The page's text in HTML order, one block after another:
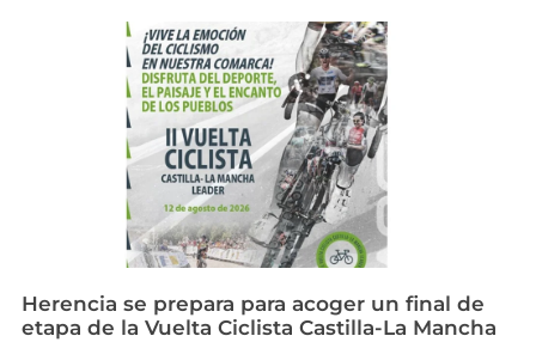
Herencia se prepara para acoger un final de
etapa de la Vuelta Ciclista Castilla-La Mancha